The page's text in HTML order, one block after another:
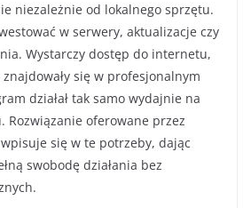
niezależnie od lokalnego sprzętu.
w serwery, aktualizacje czy
Wystarczy dostęp do internetu,
się w profesjonalnym
działał tak samo wydajnie na
Rozwiązanie oferowane przez
się w te potrzeby, dając
swobodę działania bez